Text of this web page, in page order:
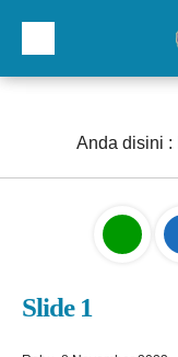
Sarana Prasarana
Anda disini :
Slide 1